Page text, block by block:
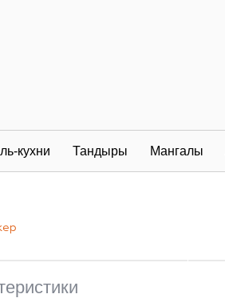
кухни Тандыры Мангалы